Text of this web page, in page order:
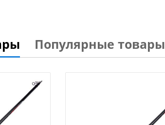
Популярные товары